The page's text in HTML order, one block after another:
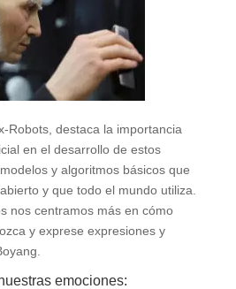
Robots, destaca la importancia
en el desarrollo de estos
y algoritmos básicos que
y que todo el mundo utiliza.
nos centramos más en cómo
y exprese expresiones y
emociones: